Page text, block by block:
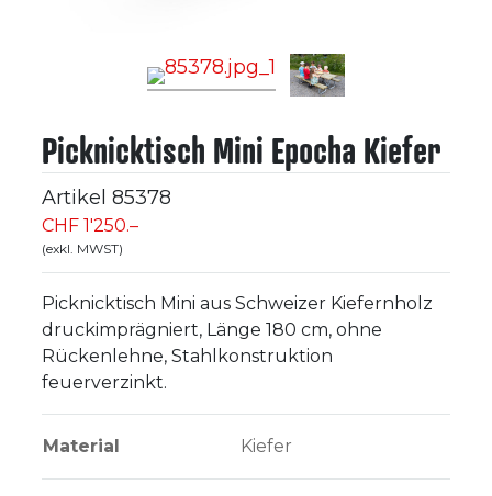
Picknicktisch Mini Epocha Kiefer
Artikel 85378
CHF 1'250.–
(exkl. MWST)
Picknicktisch Mini aus Schweizer Kiefernholz
druckimprägniert, Länge 180 cm, ohne
Rückenlehne, Stahlkonstruktion
feuerverzinkt.
Material Kiefer